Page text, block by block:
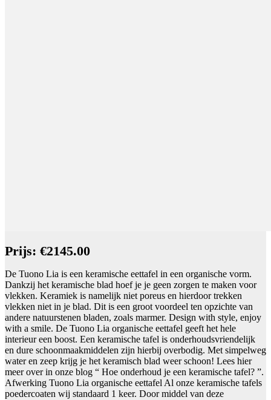
Prijs: €2145.00
De Tuono Lia is een keramische eettafel in een organische vorm.
Dankzij het keramische blad hoef je je geen zorgen te maken voor
vlekken. Keramiek is namelijk niet poreus en hierdoor trekken
vlekken niet in je blad. Dit is een groot voordeel ten opzichte van
andere natuurstenen bladen, zoals marmer. Design with style, enjoy
with a smile. De Tuono Lia organische eettafel geeft het hele
interieur een boost. Een keramische tafel is onderhoudsvriendelijk
en dure schoonmaakmiddelen zijn hierbij overbodig. Met simpelweg
water en zeep krijg je het keramisch blad weer schoon! Lees hier
meer over in onze blog “ Hoe onderhoud je een keramische tafel? ”.
Afwerking Tuono Lia organische eettafel Al onze keramische tafels
poedercoaten wij standaard 1 keer. Door middel van deze